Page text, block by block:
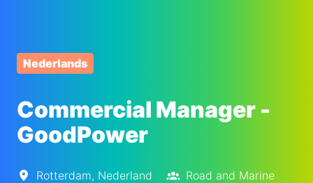
Nederlands
Commercial Manager -
GoodPower
Rotterdam, Nederland
Road and Marine